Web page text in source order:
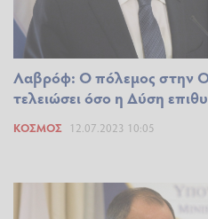
Λαβρόφ: Ο πόλεμος στην
τελειώσει όσο η Δύση
ΚΌΣΜΟΣ 12.07.2023 10:05